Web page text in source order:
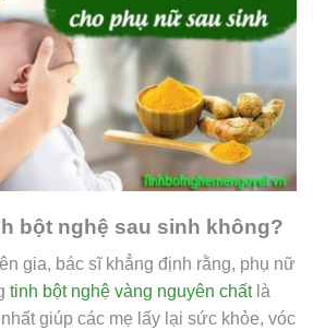
bột nghệ sau sinh không?
gia, bác sĩ khẳng định rằng, phụ nữ
tinh bột nghệ vàng nguyên chấtlà
giúp các mẹ lấy lại sức khỏe, vóc